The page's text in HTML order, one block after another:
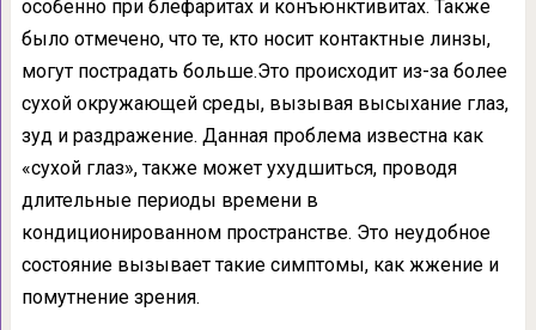
особенно при блефаритах и конъюнктивитах. Также
было отмечено, что те, кто носит контактные линзы,
могут пострадать больше.Это происходит из-за более
сухой окружающей среды, вызывая высыхание глаз,
зуд и раздражение. Данная проблема известна как
«сухой глаз», также может ухудшиться, проводя
длительные периоды времени в
кондиционированном пространстве. Это неудобное
состояние вызывает такие симптомы, как жжение и
помутнение зрения.